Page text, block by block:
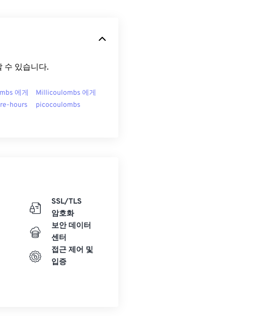
수 있습니다.
에게
hours
Millicoulombs 에게
picocoulombs
SSL/TLS
암호화
보안 데이터
센터
접근 제어 및
입증